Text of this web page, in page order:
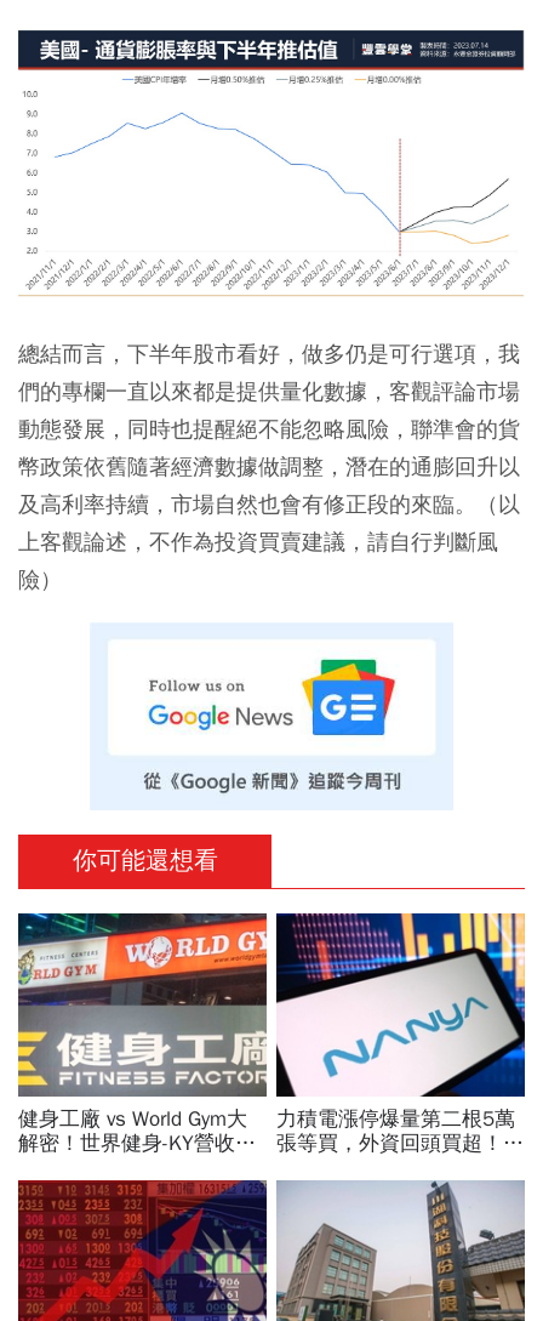
總結而言，下半年股市看好，做多仍是可行選項，我
們的專欄一直以來都是提供量化數據，客觀評論市場
動態發展，同時也提醒絕不能忽略風險，聯準會的貨
幣政策依舊隨著經濟數據做調整，潛在的通膨回升以
及高利率持續，市場自然也會有修正段的來臨。（以
上客觀論述，不作為投資買賣建議，請自行判斷風
險）
你可能還想看
健身工廠 vs World Gym大
解密！世界健身-KY營收大
課、會籍…誰才是真正賺錢
金雞母？
力積電漲停爆量第二根5萬
張等買，外資回頭買超！華
選誰：關鍵要看這數字